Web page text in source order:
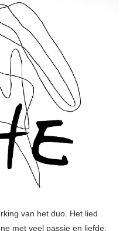
van het duo. Het lied
met veel passie en liefde.